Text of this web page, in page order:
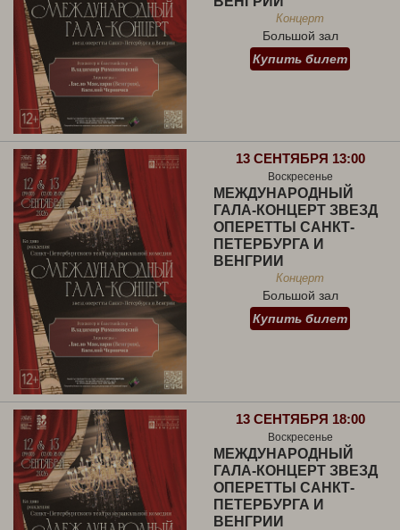
Концерт
Большой зал
Купить билет
13 СЕНТЯБРЯ 13:00
Воскресенье
МЕЖДУНАРОДНЫЙ
ГАЛА-КОНЦЕРТ ЗВЕЗД
ОПЕРЕТТЫ САНКТ-
ПЕТЕРБУРГА И
ВЕНГРИИ
Концерт
Большой зал
Купить билет
13 СЕНТЯБРЯ 18:00
Воскресенье
МЕЖДУНАРОДНЫЙ
ГАЛА-КОНЦЕРТ ЗВЕЗД
ОПЕРЕТТЫ САНКТ-
ПЕТЕРБУРГА И
ВЕНГРИИ